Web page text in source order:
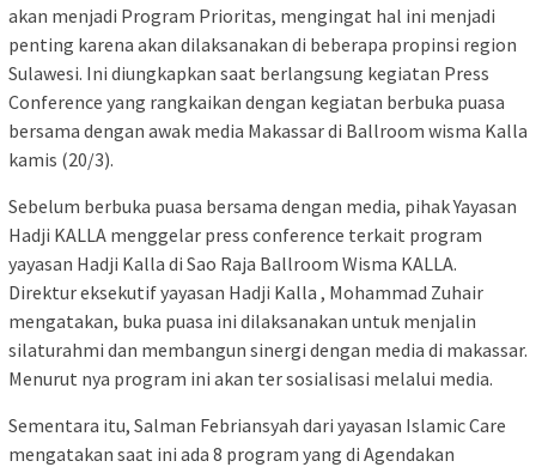
akan menjadi Program Prioritas, mengingat hal ini menjadi
penting karena akan dilaksanakan di beberapa propinsi region
Sulawesi. Ini diungkapkan saat berlangsung kegiatan Press
Conference yang rangkaikan dengan kegiatan berbuka puasa
bersama dengan awak media Makassar di Ballroom wisma Kalla
kamis (20/3).
Sebelum berbuka puasa bersama dengan media, pihak Yayasan
Hadji KALLA menggelar press conference terkait program
yayasan Hadji Kalla di Sao Raja Ballroom Wisma KALLA.
Direktur eksekutif yayasan Hadji Kalla , Mohammad Zuhair
mengatakan, buka puasa ini dilaksanakan untuk menjalin
silaturahmi dan membangun sinergi dengan media di makassar.
Menurut nya program ini akan ter sosialisasi melalui media.
Sementara itu, Salman Febriansyah dari yayasan Islamic Care
mengatakan saat ini ada 8 program yang di Agendakan